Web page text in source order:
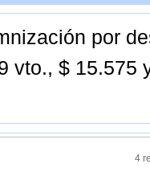
por
vto., $
4